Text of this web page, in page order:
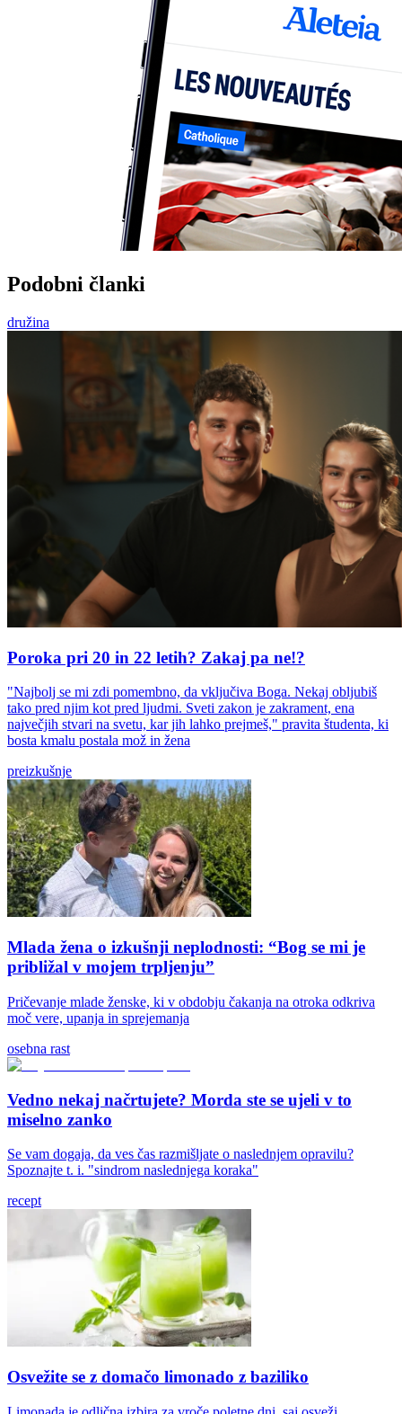
Podobni članki
družina
Poroka pri 20 in 22 letih? Zakaj pa ne!?
"Najbolj se mi zdi pomembno, da vključiva Boga. Nekaj obljubiš
tako pred njim kot pred ljudmi. Sveti zakon je zakrament, ena
največjih stvari na svetu, kar jih lahko prejmeš," pravita študenta, ki
bosta kmalu postala mož in žena
preizkušnje
Mlada žena o izkušnji neplodnosti: “Bog se mi je
približal v mojem trpljenju”
Pričevanje mlade ženske, ki v obdobju čakanja na otroka odkriva
moč vere, upanja in sprejemanja
osebna rast
Vedno nekaj načrtujete? Morda ste se ujeli v to
miselno zanko
Se vam dogaja, da ves čas razmišljate o naslednjem opravilu?
Spoznajte t. i. "sindrom naslednjega koraka"
recept
Osvežite se z domačo limonado z baziliko